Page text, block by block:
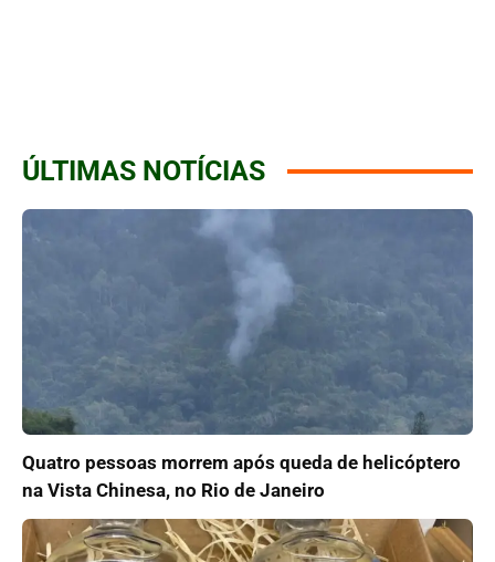
ÚLTIMAS NOTÍCIAS
Quatro pessoas morrem após queda de helicóptero
na Vista Chinesa, no Rio de Janeiro